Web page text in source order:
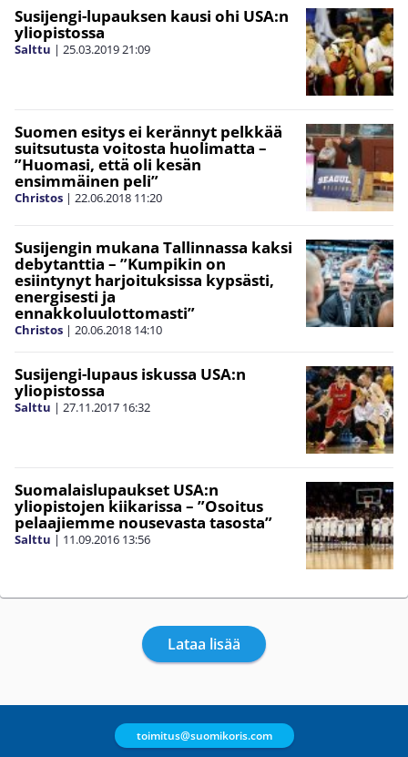
Susijengi-lupauksen kausi ohi USA:n
yliopistossa
Salttu | 25.03.201921:09
Suomen esitys ei kerännyt pelkkää
suitsutusta voitosta huolimatta –
”Huomasi, että oli kesän
ensimmäinen peli”
Christos | 22.06.2018 11:20
Susijengin mukana Tallinnassa kaksi
debytanttia – ”Kumpikin on
esiintynyt harjoituksissa kypsästi,
energisesti ja
ennakkoluulottomasti”
Christos | 20.06.2018 14:10
Susijengi-lupaus iskussa USA:n
yliopistossa
Salttu | 27.11.2017 16:32
Suomalaislupaukset USA:n
yliopistojen kiikarissa – ”Osoitus
pelaajiemme nousevasta tasosta”
Salttu | 11.09.2016 13:56
Lataa lisää
toimitus@suomikoris.com